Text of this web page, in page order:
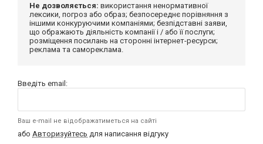
Не дозволяється: використання ненормативної
лексики, погроз або образ; безпосереднє порівняння з
іншими конкуруючими компаніями; безпідставні заяви,
що ображають діяльність компанії і / або її послуги;
розміщення посилань на сторонні інтернет-ресурси;
реклама та самореклама.
Введіть email:
Ваш e-mail не відображатиметься на сайті
або Авторизуйтесь для написання відгуку